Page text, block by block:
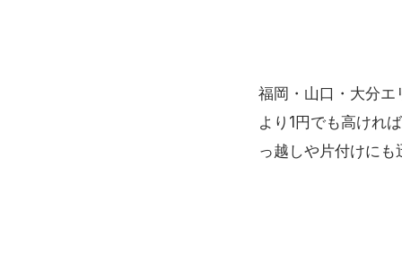
福岡・山口・大分エ
より1円でも高けれ
っ越しや片付けに